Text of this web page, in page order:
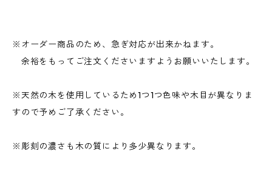
※オーダー商品のため、急ぎ対応が出来かねます。
余裕をもってご注文くださいますようお願いいたします。
※天然の木を使用しているため1つ1つ色味や木目が異なりま
すので予めご了承ください。
※彫刻の濃さも木の質により多少異なります。